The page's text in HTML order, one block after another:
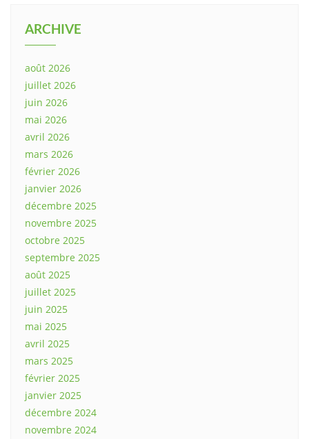
ARCHIVE
août 2026
juillet 2026
juin 2026
mai 2026
avril 2026
mars 2026
février 2026
janvier 2026
décembre 2025
novembre 2025
octobre 2025
septembre 2025
août 2025
juillet 2025
juin 2025
mai 2025
avril 2025
mars 2025
février 2025
janvier 2025
décembre 2024
novembre 2024